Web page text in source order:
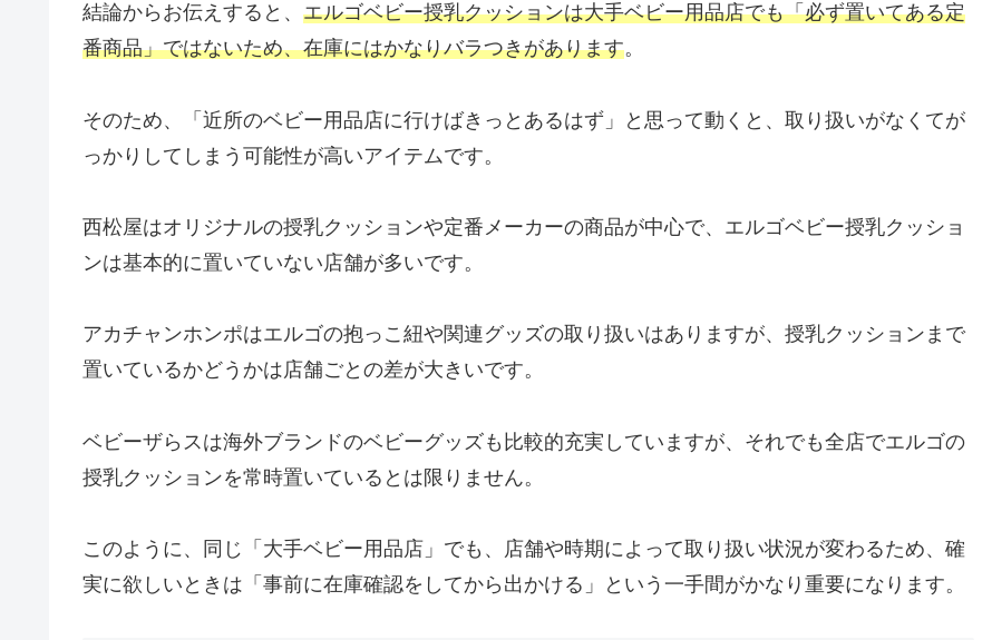
結論からお伝えすると、 エルゴベビー授乳クッションは大手ベビー用品店でも「必ず置いてある定
番商品」ではないため、在庫にはかなりバラつきがあります。
そのため、「近所のベビー用品店に行けばきっとあるはず」と思って動くと、取り扱いがなくてが
っかりしてしまう可能性が高いアイテムです。
西松屋はオリジナルの授乳クッションや定番メーカーの商品が中心で、エルゴベビー授乳クッショ
ンは基本的に置いていない店舗が多いです。
アカチャンホンポはエルゴの抱っこ紐や関連グッズの取り扱いはありますが、授乳クッションまで
置いているかどうかは店舗ごとの差が大きいです。
ベビーザらスは海外ブランドのベビーグッズも比較的充実していますが、それでも全店でエルゴの
授乳クッションを常時置いているとは限りません。
このように、同じ「大手ベビー用品店」でも、店舗や時期によって取り扱い状況が変わるため、確
実に欲しいときは「事前に在庫確認をしてから出かける」という一手間がかなり重要になります。